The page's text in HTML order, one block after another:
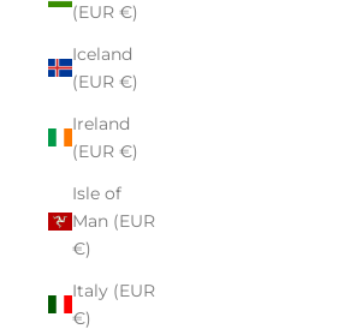
(EUR €)
Iceland
(EUR €)
Ireland
(EUR €)
Isle of
Man (EUR
€)
Italy (EUR
€)